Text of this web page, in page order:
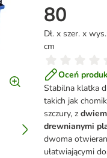
80
Dł. x szer. x
cm
Oceń
Stabilna klatka
takich jak
szczury, z
drewnianymi
dwoma
ułatwiającymi